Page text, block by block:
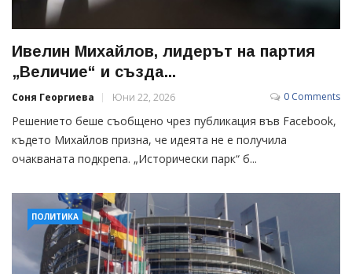
Ивелин Михайлов, лидерът на партия
„Величие“ и създа...
Соня Георгиева Юни 22, 2026 0 Comments
Решението беше съобщено чрез публикация във Facebook,
където Михайлов призна, че идеята не е получила
очакваната подкрепа. „Исторически парк“ б...
ПОЛИТИКА